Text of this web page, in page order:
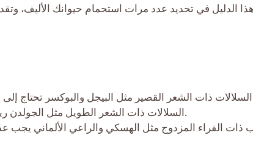
الدليل في تحديد عدد مرات استحمام حيوانك الأليف،
– السلالات ذات الشعر الطويل مثل الجولدن ريتريفر والقطط الفارسية تحتاج إلى تنظيف متكرر لمنع التشابك.